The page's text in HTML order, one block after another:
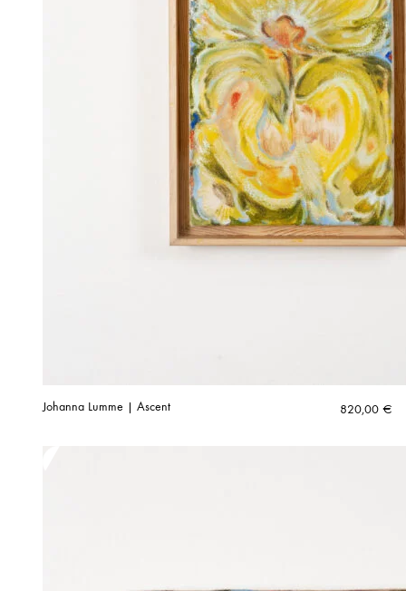
Johanna Lumme | Ascent 820,00 €